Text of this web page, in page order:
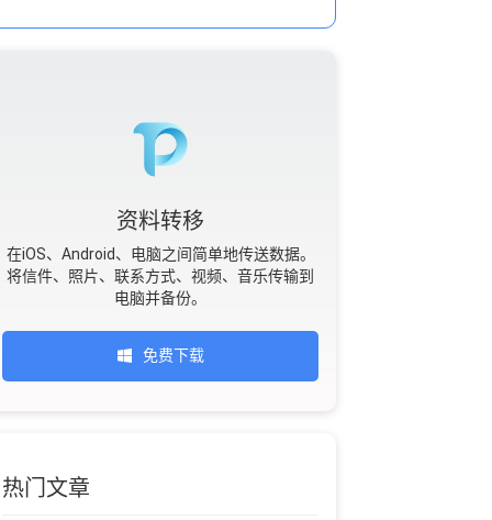
资料转移
在iOS、Android、电脑之间简单地传送数据。
将信件、照片、联系方式、视频、音乐传输到
电脑并备份。
免费下载
热门文章